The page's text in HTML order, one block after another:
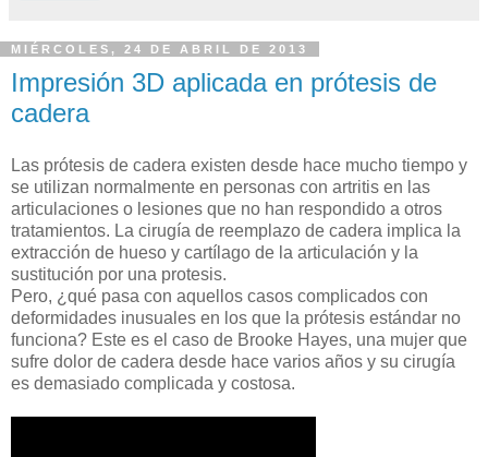
MIÉRCOLES, 24 DE ABRIL DE 2013
Impresión 3D aplicada en prótesis de
cadera
Las prótesis de cadera existen desde hace mucho tiempo y
se utilizan normalmente en personas con artritis en las
articulaciones o lesiones que no han respondido a otros
tratamientos. La cirugía de reemplazo de cadera implica la
extracción de hueso y cartílago de la articulación y la
sustitución por una protesis.
Pero, ¿qué pasa con aquellos casos complicados con
deformidades inusuales en los que la prótesis estándar no
funciona? Este es el caso de Brooke Hayes, una mujer que
sufre dolor de cadera desde hace varios años y su cirugía
es demasiado complicada y costosa.